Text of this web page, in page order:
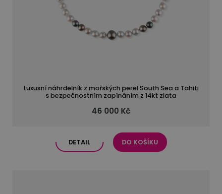
Luxusní náhrdelník z mořských perel South Sea a Tahiti
s bezpečnostním zapínáním z 14kt zlata
46 000 Kč
DETAIL DO KOŠÍKU